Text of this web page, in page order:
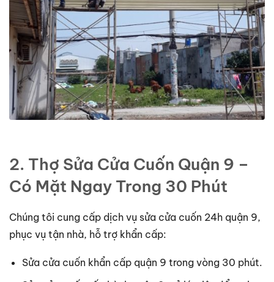
2. Thợ Sửa Cửa Cuốn Quận 9 –
Có Mặt Ngay Trong 30 Phút
Chúng tôi cung cấp dịch vụ sửa cửa cuốn 24h quận 9,
phục vụ tận nhà, hỗ trợ khẩn cấp:
Sửa cửa cuốn khẩn cấp quận 9 trong vòng 30 phút.